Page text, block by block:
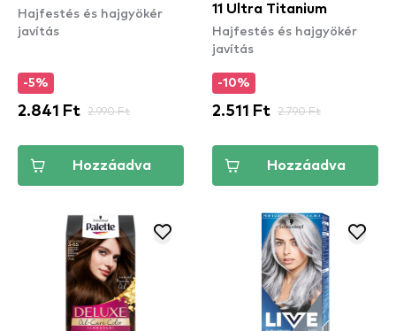
8_7 Honey Blond
Hajfestés és hajgyökér
javítás
-5%
2.841 Ft 2.990 Ft
Hozzáadva
11 Ultra Titanium
Hajfestés és hajgyökér
javítás
-10%
2.511 Ft 2.790 Ft
Hozzáadva